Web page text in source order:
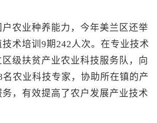
业种养能力，今年美兰区还举
术培训9期242人次。在专业技术
级扶贫产业农业科技服务队，向
名农业科技专家，协助所在镇的产
，有效提高了农户发展产业技术